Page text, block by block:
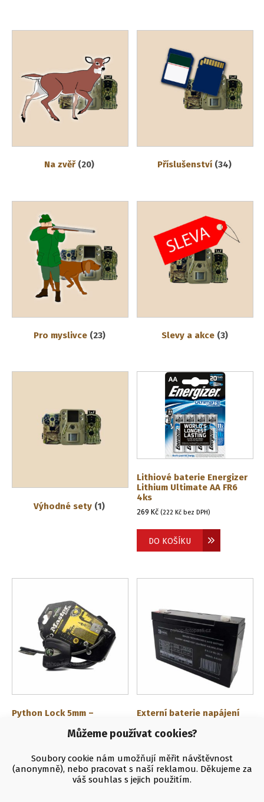
Můžeme používat cookies?
Soubory cookie nám umožňují měřit návštěvnost
(anonymně), nebo pracovat s naší reklamou. Děkujeme za
váš souhlas s jejich použitím.
Na zvěř (20) Příslušenství (34)
Pro myslivce (23) Slevy a akce (3)
Výhodné sety (1)
Lithiové baterie Energizer
Lithium Ultimate AA FR6
4ks
269Kč (222Kč bez DPH)
DO KOŠÍKU
Python Lock 5mm –
bez DPH)
DO KOŠÍKU
Externí baterie napájení
480 Kč (397Kčbez DPH)
DO KOŠÍKU